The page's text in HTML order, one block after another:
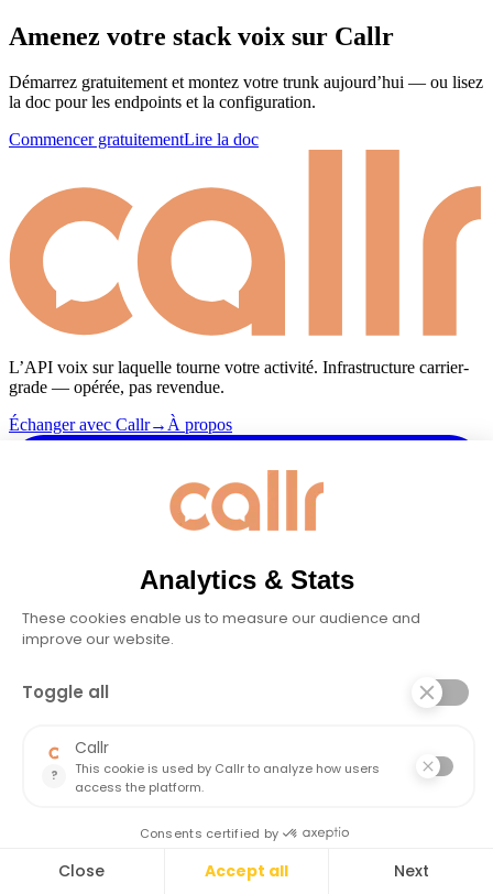
Amenez votre stack voix sur Callr
Démarrez gratuitement et montez votre trunk aujourd’hui — ou lisez
la doc pour les endpoints et la configuration.
Commencer gratuitementLire la doc
L’API voix sur laquelle tourne votre activité. Infrastructure carrier-
grade — opérée, pas revendue.
Échanger avec Callr→ À propos